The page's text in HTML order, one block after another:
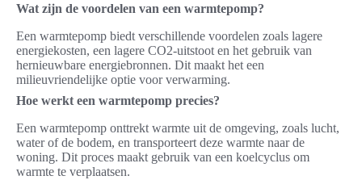
Wat zijn de voordelen van een warmtepomp?
Een warmtepomp biedt verschillende voordelen zoals lagere
energiekosten, een lagere CO2-uitstoot en het gebruik van
hernieuwbare energiebronnen. Dit maakt het een
milieuvriendelijke optie voor verwarming.
Hoe werkt een warmtepomp precies?
Een warmtepomp onttrekt warmte uit de omgeving, zoals lucht,
water of de bodem, en transporteert deze warmte naar de
woning. Dit proces maakt gebruik van een koelcyclus om
warmte te verplaatsen.